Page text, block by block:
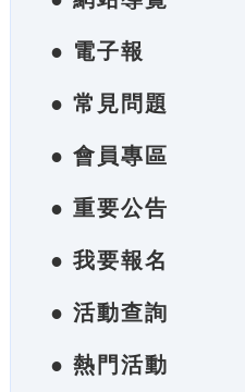
● 電子報
● 常見問題
● 會員專區
● 重要公告
● 我要報名
● 活動查詢
● 熱門活動